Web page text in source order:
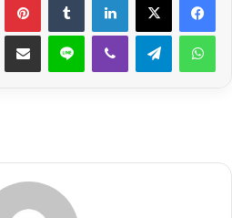
واتساب تيلقرام ڤايبر لاين